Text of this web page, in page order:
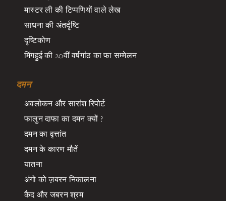
मास्टर ली की टिप्पणियों वाले लेख
साधना की अंतर्दृष्टि
दृष्टिकोण
मिंगहुई की 20वीं वर्षगांठ का फा सम्मेलन
दमन
अवलोकन और सारांश रिपोर्ट
फालुन दाफा का दमन क्यों ?
दमन का वृत्तांत
दमन के कारण मौतें
यातना
अंगो को ज़बरन निकालना
कैद और जबरन श्रम